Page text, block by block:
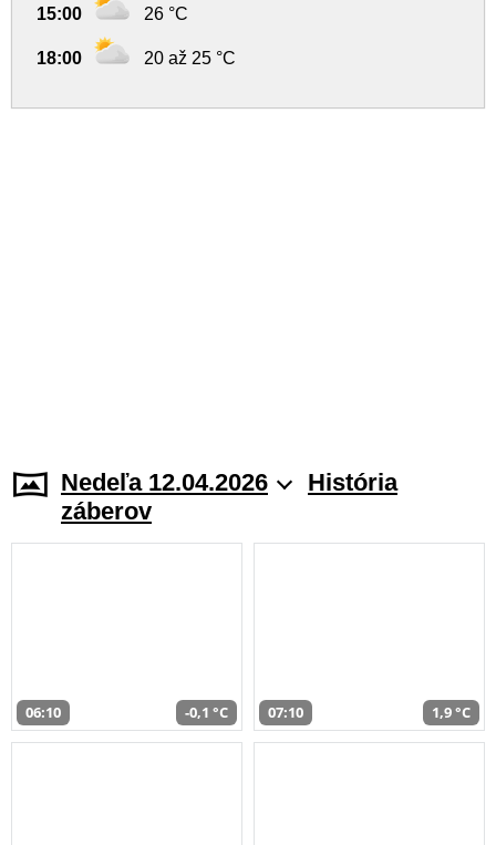
15:00 26 °C
18:00 20 až 25 °C
Nedeľa 12.04.2026
História
záberov
06:10 -0,1 °C 07:10 1,9 °C